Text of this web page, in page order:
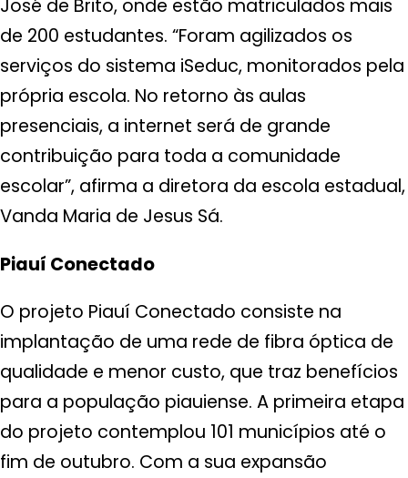
José de Brito, onde estão matriculados mais
de 200 estudantes. “Foram agilizados os
serviços do sistema iSeduc, monitorados pela
própria escola. No retorno às aulas
presenciais, a internet será de grande
contribuição para toda a comunidade
escolar”, afirma a diretora da escola estadual,
Vanda Maria de Jesus Sá.
Piauí Conectado
O projeto Piauí Conectado consiste na
implantação de uma rede de fibra óptica de
qualidade e menor custo, que traz benefícios
para a população piauiense. A primeira etapa
do projeto contemplou 101 municípios até o
fim de outubro. Com a sua expansão